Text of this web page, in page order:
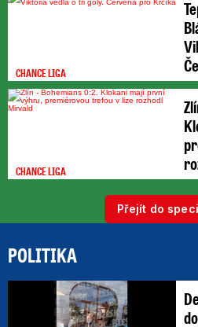
CHANCE LIGA
CHANCE LIGA
Přejít do
POLITIKA